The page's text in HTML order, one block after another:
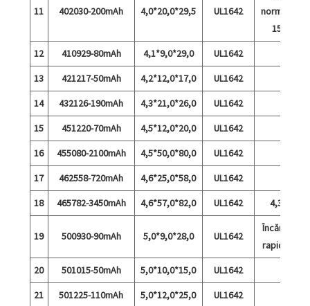
11 402030-200mAh 4,0*20,0*29,5 UL1642
normală și
15°C
12
410929-80mAh 4,1*9,0*29,0
UL1642
13
421217-50mAh 4,2*12,0*17,0
UL1642
14
432126-190mAh 4,3*21,0*26,0
UL1642
15
451220-70mAh 4,5*12,0*20,0
UL1642
16
455080-2100mAh 4,5*50,0*80,0
UL1642
17
462558-720mAh 4,6*25,0*58,0
UL1642
18
465782-3450mAh 4,6*57,0*82,0 UL1642 4,35 V
19 500930-90mAh 5,0*9,0*28,0 UL1642
Încărcare
rapidă 5C
20
501015-50mAh 5,0*10,0*15,0
UL1642
21
501225-110mAh 5,0*12,0*25,0 UL1642